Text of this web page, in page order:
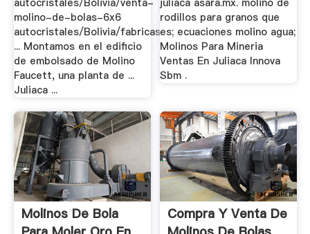
molino-de-bolas-6x6
autocristales/Bolivia/fabricas
... Montamos en el edificio
de embolsado de Molino
Faucett, una planta de ...
Juliaca ...
rodillos para granos que
es; ecuaciones molino agua;
Molinos Para Mineria
Ventas En Juliaca Innova
Sbm .
Molinos De Bola
Compra Y Venta De